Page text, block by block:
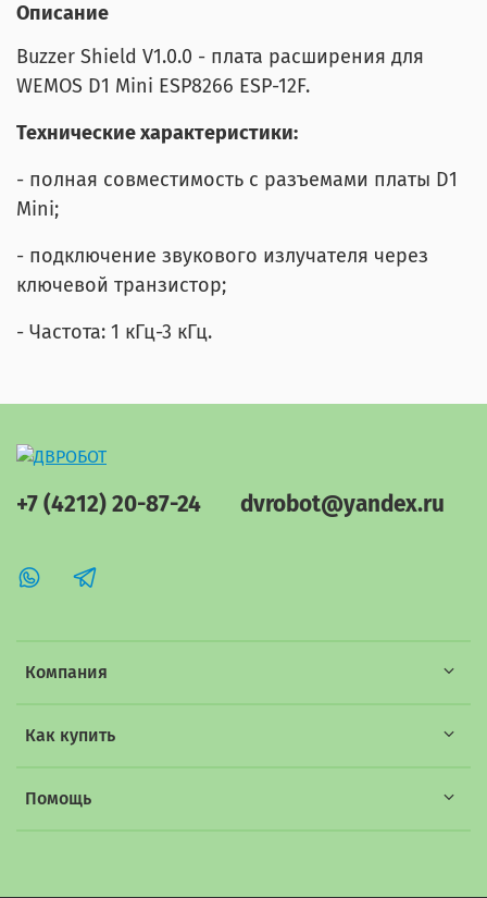
Описание
Buzzer Shield V1.0.0 - плата расширения для
WEMOS D1 Mini ESP8266 ESP-12F.
Технические характеристики:
- полная совместимость с разъемами платы D1
Mini;
- подключение звукового излучателя через
ключевой транзистор;
- Частота: 1 кГц-3 кГц.
Компания
Как купить
Помощь
+7 (4212) 20-87-24 dvrobot@yandex.ru